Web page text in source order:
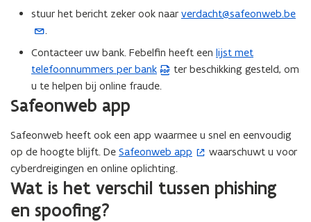
o
n
t
i
e
u
w
stuur het bericht zeker ook naar verdacht@safeonweb.be
(
p
e
n
u
-
.
Contacteer uw bank. Febelfin heeft een lijst met
telefoonnummers per bank
(
P
e
s
a
n
ter beschikking gesteld, om
u te helpen bij online fraude.
Safeonweb app
Safeonweb heeft ook een app waarmee u snel en eenvoudig
op de hoogte blijft. De Safeonweb app
(
o
p
waarschuwt u voor
cyberdreigingen en online oplichting.
Wat is het verschil tussen phishing
en spoofing?